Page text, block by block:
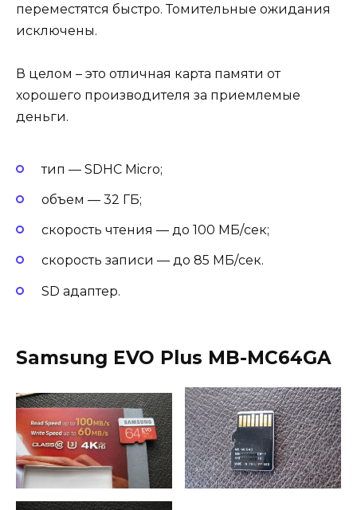
переместятся быстро. Томительные ожидания
исключены.
В целом – это отличная карта памяти от
хорошего производителя за приемлемые
деньги.
тип — SDHC Micro;
объем — 32 ГБ;
скорость чтения — до 100 МБ/сек;
скорость записи — до 85 МБ/сек.
SD адаптер.
Samsung EVO Plus MB-MC64GA